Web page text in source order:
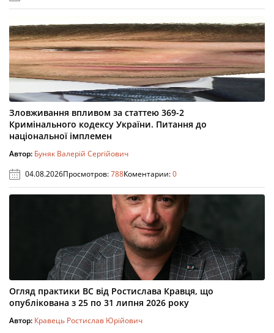
Зловживання впливом за статтею 369-2
Кримінального кодексу України. Питання до
національної імплемен
Автор: Буняк Валерій Сергійович
04.08.2026Просмотров:788Коментарии:0
Огляд практики ВС від Ростислава Кравця, що
опублікована з 25 по 31 липня 2026 року
Автор: Кравець Ростислав Юрійович